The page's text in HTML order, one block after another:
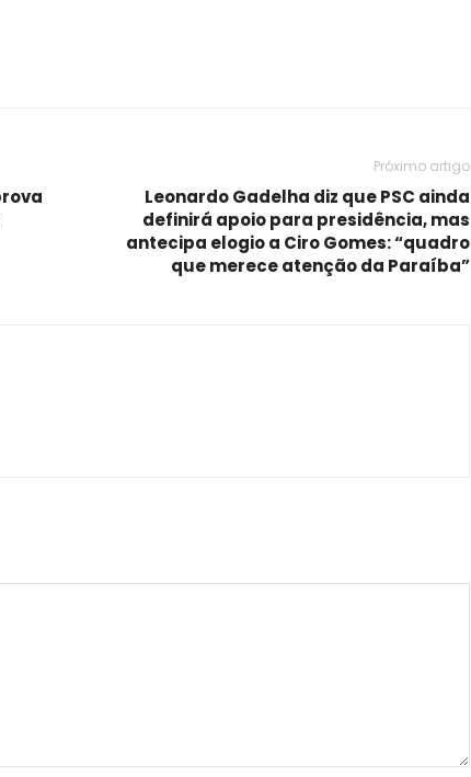
Próximo artigo
Leonardo Gadelha diz que PSC ainda
definirá apoio para presidência, mas
antecipa elogio a Ciro Gomes: “quadro
que merece atenção da Paraíba”